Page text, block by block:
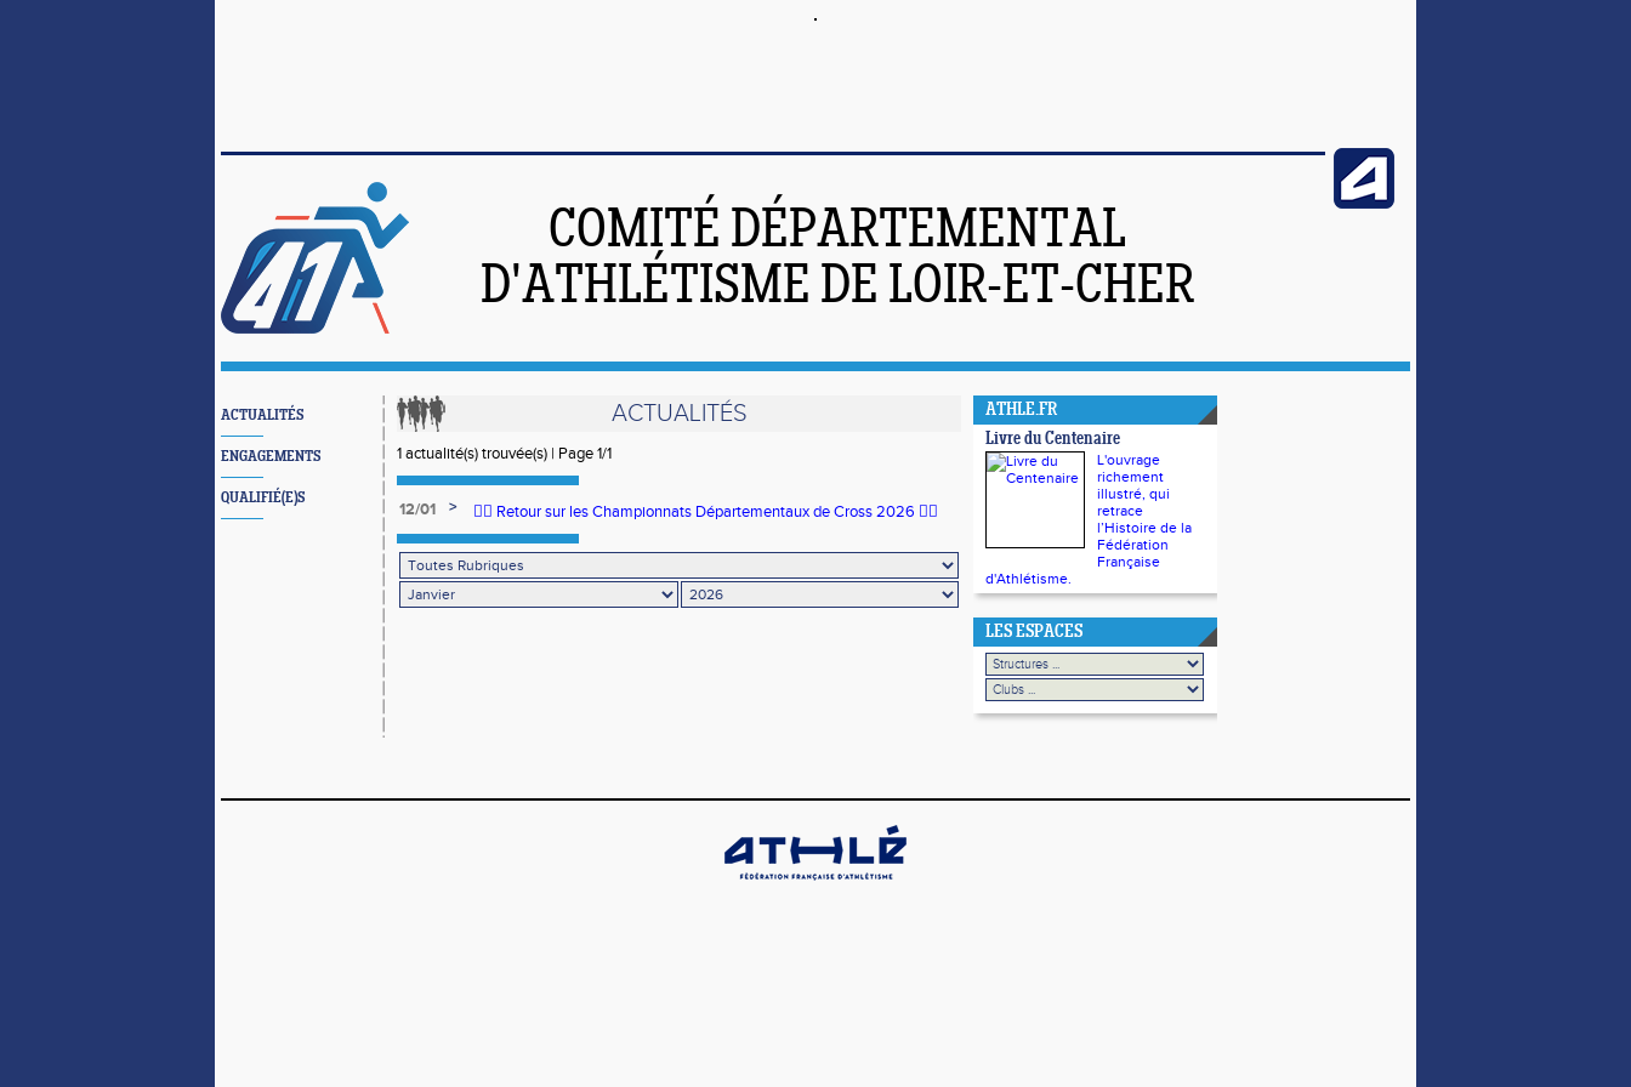
COMITÉ DÉPARTEMENTAL
D'ATHLÉTISME DE LOIR-ET-CHER
ACTUALITÉS
ENGAGEMENTS
QUALIFIÉ(E)S
ACTUALITÉS
1 actualité(s) trouvée(s) | Page 1/1
12/01 > 🏃‍♂️ Retour sur les Championnats Départementaux de Cross 2026 🏃‍♀️
ATHLE.FR
Livre du Centenaire
L'ouvrage
richement
illustré, qui
retrace
l’Histoire de la
Fédération
Française
d'Athlétisme.
LES ESPACES